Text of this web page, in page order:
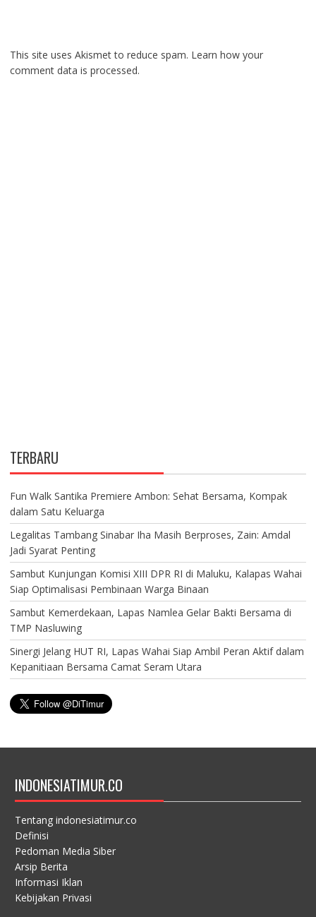
This site uses Akismet to reduce spam. Learn how your
comment data is processed.
TERBARU
Fun Walk Santika Premiere Ambon: Sehat Bersama, Kompak
dalam Satu Keluarga
Legalitas Tambang Sinabar Iha Masih Berproses, Zain: Amdal
Jadi Syarat Penting
Sambut Kunjungan Komisi XIII DPR RI di Maluku, Kalapas Wahai
Siap Optimalisasi Pembinaan Warga Binaan
Sambut Kemerdekaan, Lapas Namlea Gelar Bakti Bersama di
TMP Nasluwing
Sinergi Jelang HUT RI, Lapas Wahai Siap Ambil Peran Aktif dalam
Kepanitiaan Bersama Camat Seram Utara
INDONESIATIMUR.CO
Tentang indonesiatimur.co
Definisi
Pedoman Media Siber
Arsip Berita
Informasi Iklan
Kebijakan Privasi